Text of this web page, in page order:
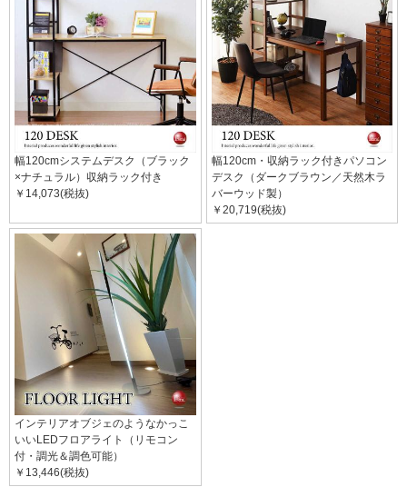
幅120cmシステムデスク（ブラック
×ナチュラル）収納ラック付き
￥14,073(税抜)
幅120cm・収納ラック付きパソコン
デスク（ダークブラウン／天然木ラ
バーウッド製）
￥20,719(税抜)
インテリアオブジェのようなかっこ
いいLEDフロアライト（リモコン
付・調光＆調色可能）
￥13,446(税抜)